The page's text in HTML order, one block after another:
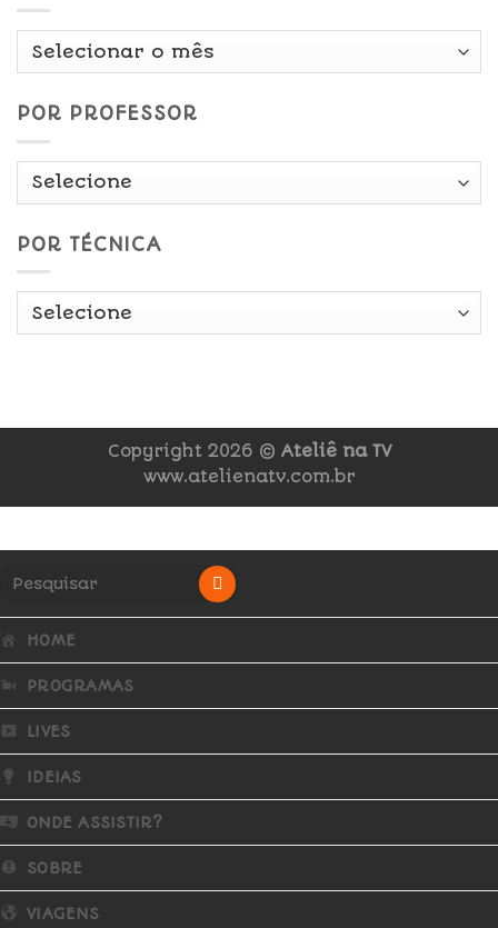
Por
POR PROFESSOR
POR TÉCNICA
Copyright 2026 © Ateliê na TV
www.atelienatv.com.br
HOME
PROGRAMAS
LIVES
IDEIAS
ONDE ASSISTIR?
SOBRE
VIAGENS